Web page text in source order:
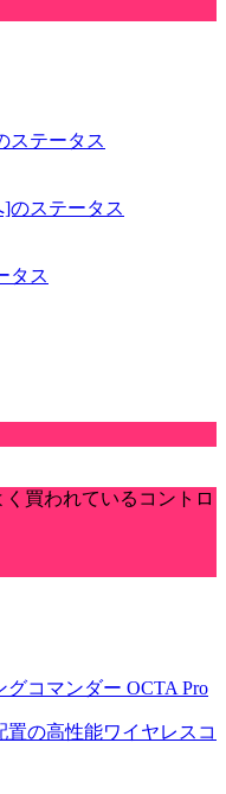
ステータス
のステータス
タス
く買われているコントロ
コマンダー OCTA Pro
の高性能ワイヤレスコ